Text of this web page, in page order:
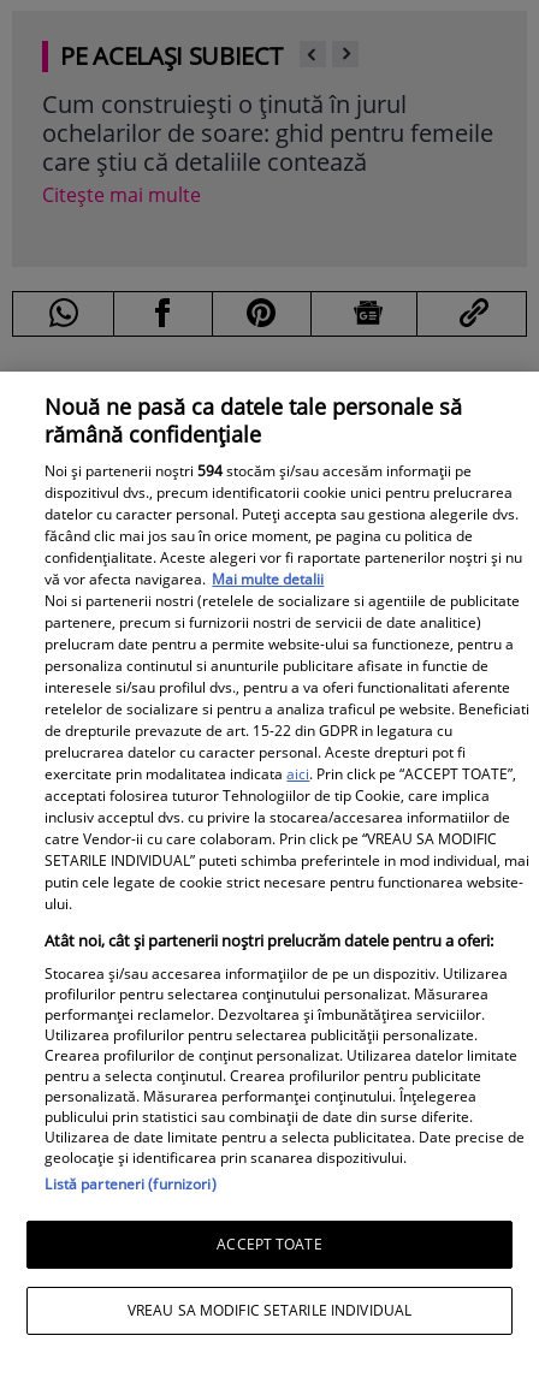
PE ACELAȘI SUBIECT
Cum construiești o ținută în jurul
ochelarilor de soare: ghid pentru femeile
care știu că detaliile contează
Citește mai multe
Recomandări
Mesaj emoționant pentru Denisa
Răducu, la 9 ani de la moartea artistei:
„Vocea Denisei s-a stins, dar ecoul ei
continuă să răsune”
Nouă ne pasă ca datele tale personale să
rămână confidențiale
Noi și partenerii noștri594stocăm și/sau accesăm informații pe
dispozitivul dvs., precum identificatorii cookie unici pentru prelucrarea
datelor cu caracter personal. Puteți accepta sau gestiona alegerile dvs.
făcând clic mai jos sau în orice moment, pe pagina cu politica de
confidențialitate. Aceste alegeri vor fi raportate partenerilor noștri și nu
vă vor afecta navigarea. Mai multe detalii
Noi si partenerii nostri (retelele de socializare si agentiile de publicitate
partenere, precum si furnizorii nostri de servicii de date analitice)
prelucram date pentru a permite website-ului sa functioneze, pentru a
personaliza continutul si anunturile publicitare afisate in functie de
interesele si/sau profilul dvs., pentru a va oferi functionalitati aferente
retelelor de socializare si pentru a analiza traficul pe website. Beneficiati
de drepturile prevazute de art. 15-22 din GDPR in legatura cu
prelucrarea datelor cu caracter personal. Aceste drepturi pot fi
exercitate prin modalitatea indicataaici. Prin click pe “ACCEPT TOATE”,
acceptati folosirea tuturor Tehnologiilor de tip Cookie, care implica
inclusiv acceptul dvs. cu privire la stocarea/accesarea informatiilor de
catre Vendor-ii cu care colaboram. Prin click pe “VREAU SA MODIFIC
SETARILE INDIVIDUAL” puteti schimba preferintele in mod individual, mai
putin cele legate de cookie strict necesare pentru functionarea website-
ului.
Atât noi, cât și partenerii noștri prelucrăm datele pentru a oferi:
Stocarea și/sau accesarea informațiilor de pe un dispozitiv. Utilizarea
profilurilor pentru selectarea conținutului personalizat. Măsurarea
performanței reclamelor. Dezvoltarea și îmbunătățirea serviciilor.
Utilizarea profilurilor pentru selectarea publicității personalizate.
Crearea profilurilor de conținut personalizat. Utilizarea datelor limitate
pentru a selecta conținutul. Crearea profilurilor pentru publicitate
personalizată. Măsurarea performanței conținutului. Înțelegerea
publicului prin statistici sau combinații de date din surse diferite.
Utilizarea de date limitate pentru a selecta publicitatea. Date precise de
geolocație și identificarea prin scanarea dispozitivului.
Listă parteneri (furnizori)
ACCEPT TOATE
VREAU SA MODIFIC SETARILE INDIVIDUAL